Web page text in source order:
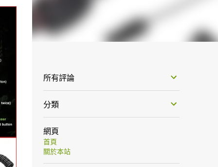
所有評論
分類
網頁
首頁
關於本站